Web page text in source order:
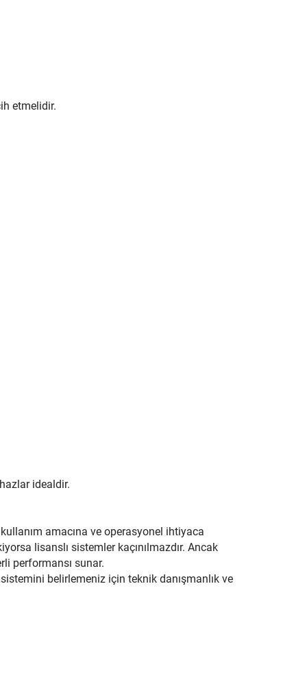
etmelidir.
idealdir.
amacına ve operasyonel ihtiyaca
lisanslı sistemler kaçınılmazdır. Ancak
performansı sunar.
belirlemeniz için teknik danışmanlık ve